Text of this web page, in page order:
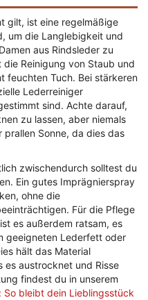
gilt, ist eine regelmäßige
um die Langlebigkeit und
aus Rindsleder zu
Reinigung von Staub und
feuchten Tuch. Bei stärkeren
Lederreiniger
sind. Achte darauf,
zu lassen, aber niemals
Sonne, da dies das
zwischendurch solltest du
Ein gutes Imprägnierspray
ohne die
Für die Pflege
es außerdem ratsam, es
geeigneten Lederfett oder
hält das Material
austrocknet und Risse
findest du in unserem
So bleibt dein Lieblingsstück